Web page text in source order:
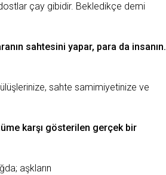
çay gibidir. Bekledikçe demi
sahtesini yapar, para da insanın.
sahte samimiyetinize ve
karşı gösterilen gerçek bir
aşkların